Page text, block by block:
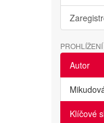
PROHLÍŽENÍ
Autor
Klíčové